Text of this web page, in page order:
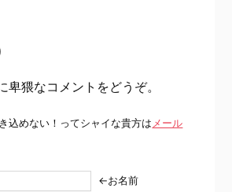
卑猥なコメントをどうぞ。
込めない！ってシャイな貴方は メール
←お名前